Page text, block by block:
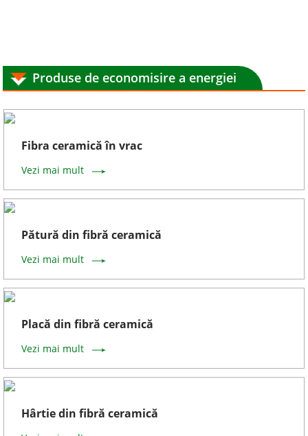
Produse de economisire a energiei
Fibra ceramică în vrac
Vezi mai mult
Pătură din fibră ceramică
Vezi mai mult
Placă din fibră ceramică
Vezi mai mult
Hârtie din fibră ceramică